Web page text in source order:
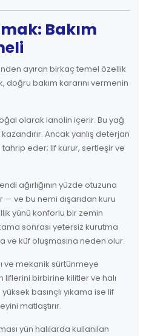
Bakım
ayıran birkaç temel özellik
doğru bakım kararını vermenin
olarak lanolin içerir. Bu yağ
Ancak yanlış deterjan
tahrip eder; lif kurur, sertleşir ve
ağırlığının yüzde otuzuna
ve bu nemi dışarıdan kuru
yünü konforlu bir zemin
sonrası yetersiz kurutma
ve küf oluşmasına neden olur.
ve mekanik sürtünmeye
liflerini birbirine kilitler ve halı
basınçlı yıkama ise lif
matlaştırır.
yün halılarda kullanılan